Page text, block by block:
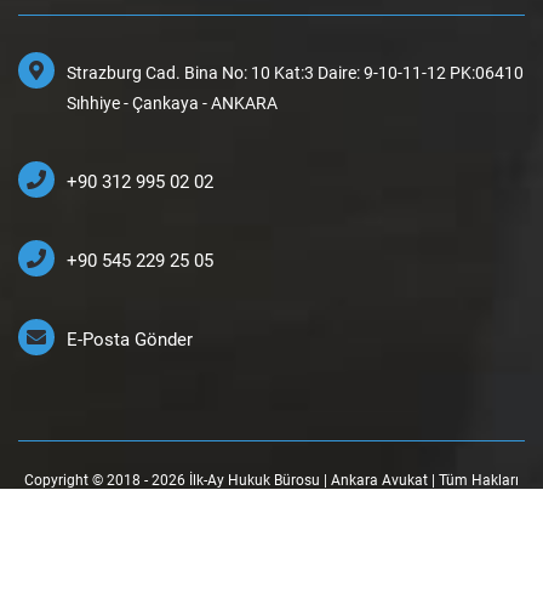
Strazburg Cad. Bina No: 10 Kat:3 Daire: 9-10-11-12 PK:06410
Sıhhiye - Çankaya - ANKARA
+90 312 995 02 02
+90 545 229 25 05
E-Posta Gönder
Copyright © 2018 - 2026 İlk-Ay Hukuk Bürosu | Ankara Avukat | Tüm Hakları